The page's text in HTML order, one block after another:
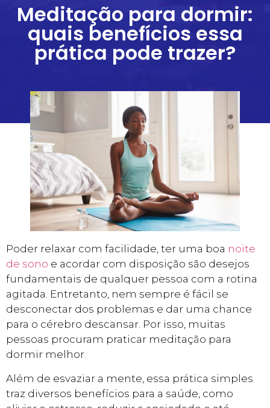
Meditação para dormir:
quais benefícios essa
prática pode trazer?
Poder relaxar com facilidade, ter uma boa noite
de sono e acordar com disposição são desejos
fundamentais de qualquer pessoa com a rotina
agitada. Entretanto, nem sempre é fácil se
desconectar dos problemas e dar uma chance
para o cérebro descansar. Por isso, muitas
pessoas procuram praticar meditação para
dormir melhor.
Além de esvaziar a mente, essa prática simples
traz diversos benefícios para a saúde, como